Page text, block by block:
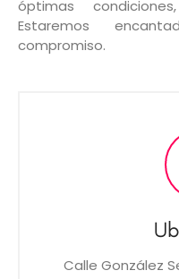
óptimas
Estaremos
compromiso.
Calle González